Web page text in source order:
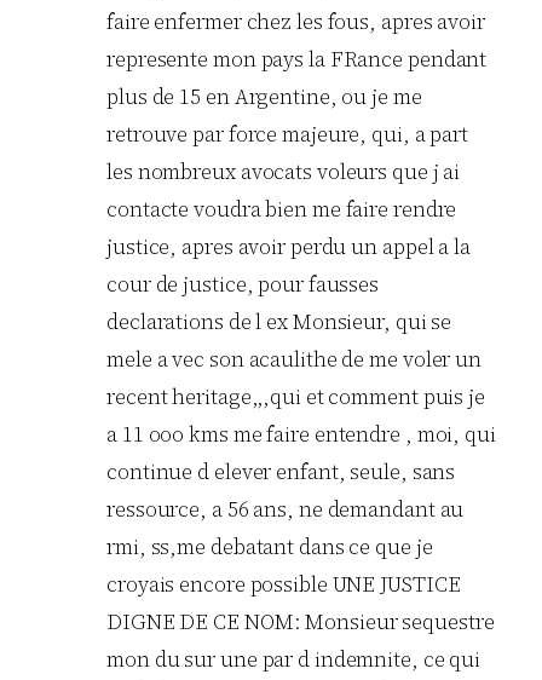
faire enfermer chez les fous, apres avoir
represente mon pays la FRance pendant
plus de 15 en Argentine, ou je me
retrouve par force majeure, qui, a part
les nombreux avocats voleurs que j ai
contacte voudra bien me faire rendre
justice, apres avoir perdu un appel a la
cour de justice, pour fausses
declarations de l ex Monsieur, qui se
mele a vec son acaulithe de me voler un
recent heritage,,,qui et comment puis je
a 11 ooo kms me faire entendre , moi, qui
continue d elever enfant, seule, sans
ressource, a 56 ans, ne demandant au
rmi, ss,me debatant dans ce que je
croyais encore possible UNE JUSTICE
DIGNE DE CE NOM: Monsieur sequestre
mon du sur une par d indemnite, ce qui